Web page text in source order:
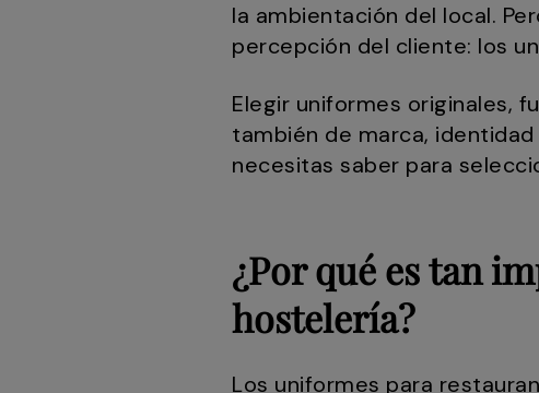
la ambientación del local.
percepción del cliente: los
Elegir uniformes originales,
también de marca,
necesitas saber para
¿Por qué es tan
hostelería?
Los uniformes para